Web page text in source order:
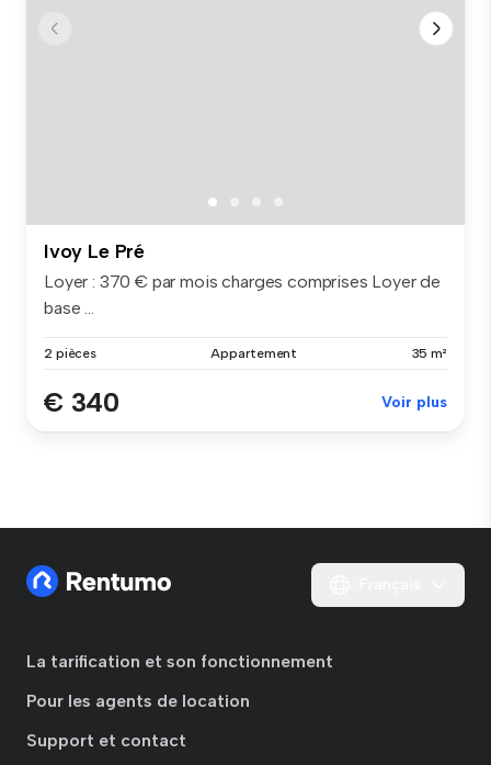
Ivoy Le Pré
Loyer : 370 € par mois charges comprises Loyer de
base ...
2 pièces Appartement 35 m²
€ 340 Voir plus
La tarification et son fonctionnement
Pour les agents de location
Support et contact